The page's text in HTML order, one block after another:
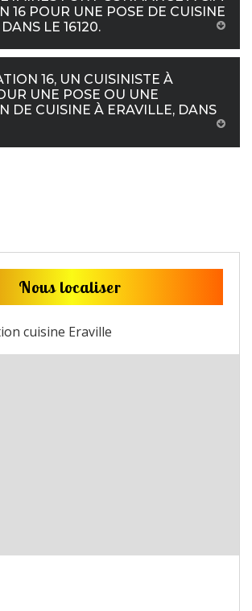
16 POUR UNE POSE DE CUISINE
LE 16120.
16, UN CUISINISTE À
UNE POSE OU UNE
DE CUISINE À ERAVILLE, DANS
Nous localiser
cuisine Eraville